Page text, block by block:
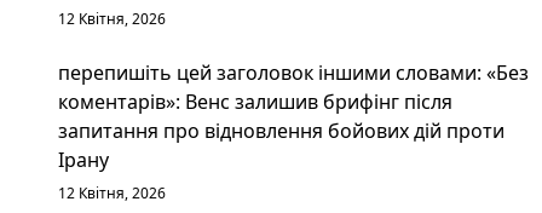
12 Квітня, 2026
перепишіть цей заголовок іншими словами: «Без
коментарів»: Венс залишив брифінг після
запитання про відновлення бойових дій проти
Ірану
12 Квітня, 2026